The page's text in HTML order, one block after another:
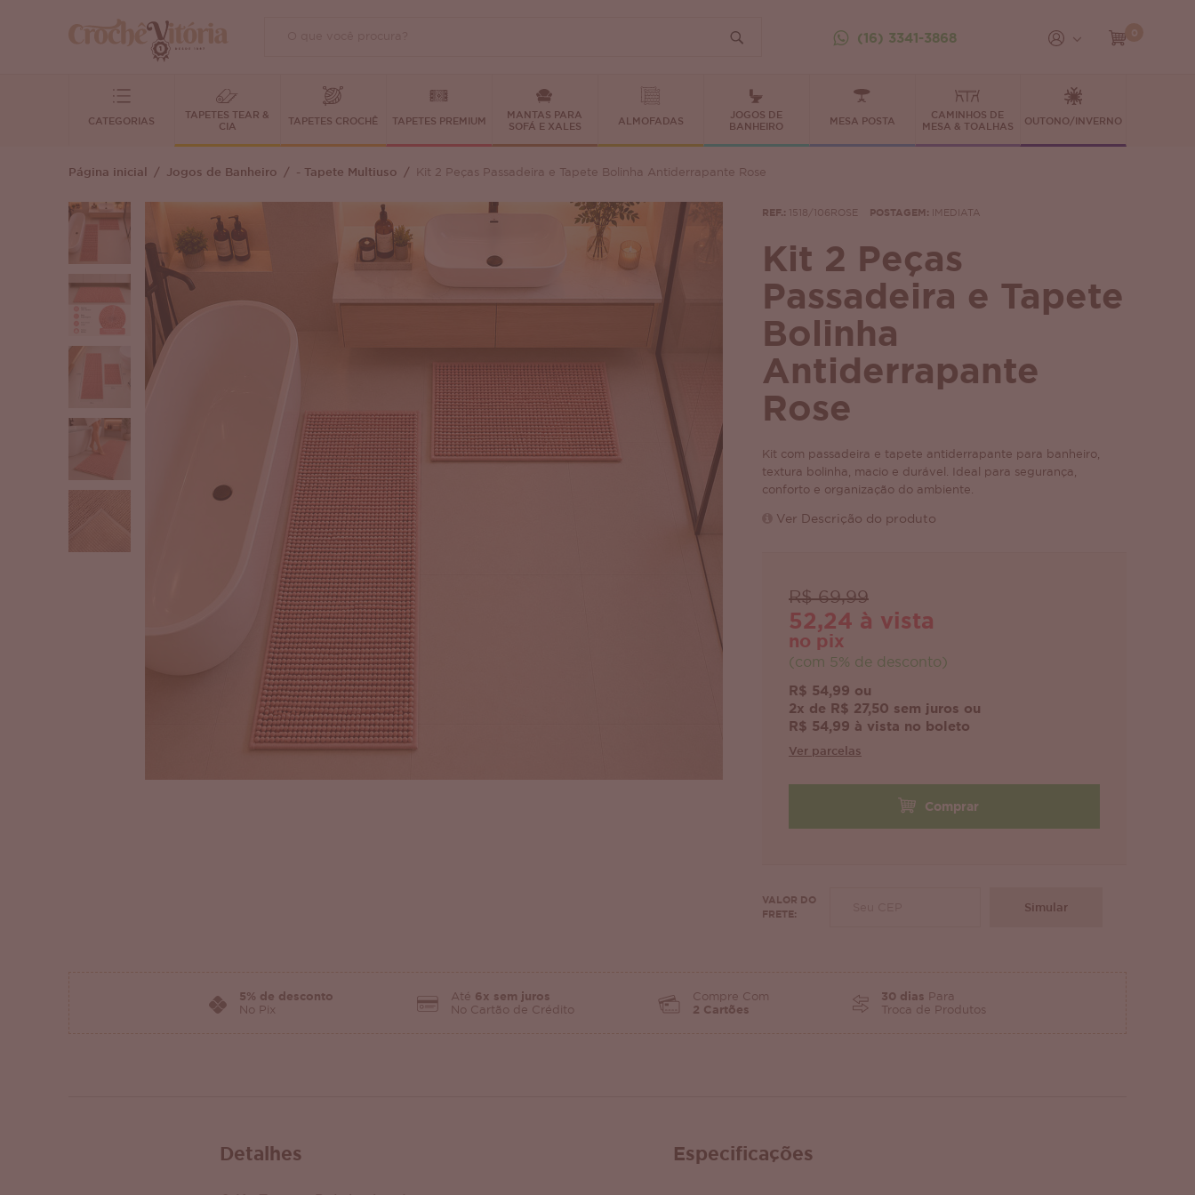
(16) 3341-3868
CATEGORIAS
TAPETES TEAR &
CIA
TAPETES CROCHÊ TAPETES PREMIUM
MANTAS PARA
SOFÁ E XALES
ALMOFADAS
JOGOS DE
BANHEIRO
MESA POSTA
CAMINHOS DE
MESA & TOALHAS
OUTONO/INVERNO
Página inicial Jogos de Banheiro - Tapete Multiuso Kit 2 Peças Passadeira e Tapete Bolinha Antiderrapante Rose
REF.: 1518/106ROSE POSTAGEM: IMEDIATA
Kit 2 Peças
Passadeira e Tapete
Bolinha
Antiderrapante
Rose
Kit com passadeira e tapete antiderrapante para banheiro,
textura bolinha, macio e durável. Ideal para segurança,
conforto e organização do ambiente.
Ver Descrição do produto
R$ 69,99
52,24 à vista
no pix
(com 5% de desconto)
R$ 54,99 ou
2x de R$ 27,50 sem juros ou
R$ 54,99 à vista no boleto
Ver parcelas
Comprar
VALOR DO
FRETE:
Simular
5% de desconto
No Pix
Até 6x sem juros
No Cartão de Crédito
Compre Com
2 Cartões
30 dias Para
Troca de Produtos
Detalhes Especificações